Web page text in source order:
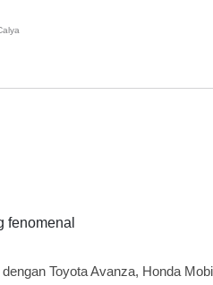
fenomenal
Toyota Avanza, Honda